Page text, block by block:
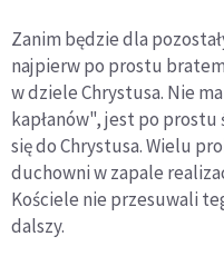
Zanim będzie dla
najpierw po prostu
w dziele Chrystusa. Nie
kapłanów", jest po
się do Chrystusa. Wielu
duchowni w zapale
Kościele nie przesuwali
dalszy.